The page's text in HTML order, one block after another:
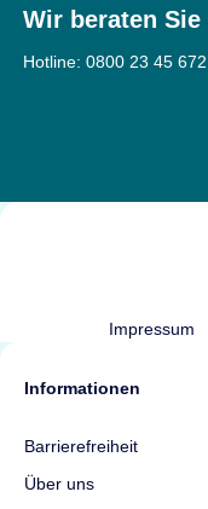
Wir beraten Sie
Hotline: 0800 23 45 672
Impressum
Informationen
Barrierefreiheit
Über uns